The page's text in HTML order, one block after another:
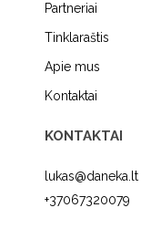
Partneriai
Tinklaraštis
Apie mus
Kontaktai
KONTAKTAI
lukas@daneka.lt
+37067320079